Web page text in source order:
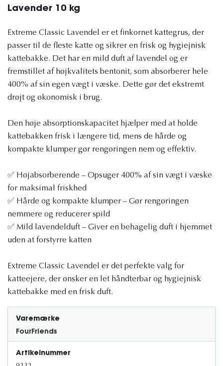
Lavender 10 kg
Extreme Classic Lavendel er et finkornet kattegrus, der
passer til de fleste katte og sikrer en frisk og hygiejnisk
kattebakke. Det har en mild duft af lavendel og er
fremstillet af højkvalitets bentonit, som absorberer hele
400% af sin egen vægt i væske. Dette gør det ekstremt
drøjt og økonomisk i brug.
Den høje absorptionskapacitet hjælper med at holde
kattebakken frisk i længere tid, mens de hårde og
kompakte klumper gør rengøringen nem og effektiv.
✅ Højabsorberende – Opsuger 400% af sin vægt i væske
for maksimal friskhed
✅ Hårde og kompakte klumper – Gør rengøringen
nemmere og reducerer spild
✅ Mild lavendelduft – Giver en behagelig duft i hjemmet
uden at forstyrre katten
Extreme Classic Lavendel er det perfekte valg for
katteejere, der ønsker en let håndterbar og hygiejnisk
kattebakke med en frisk duft.
Varemærke
FourFriends
Artikelnummer